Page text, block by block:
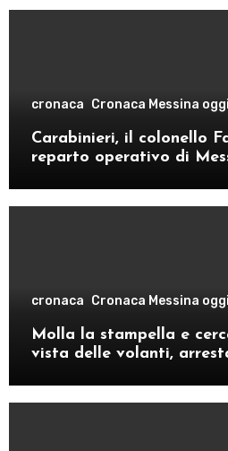
cronaca Cronaca Messina oggi
Carabinieri, il colonello
reparto operativo di
cronaca Cronaca Messina oggi
Molla la stampella e
vista delle volanti,